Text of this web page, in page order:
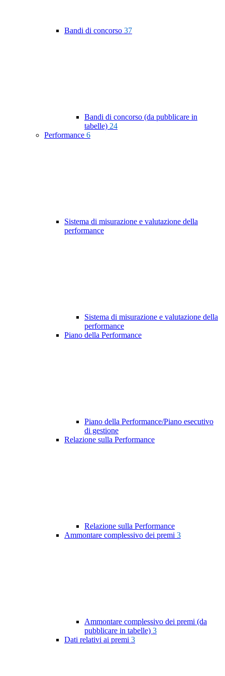
Bandi di concorso 37
Bandi di concorso (da pubblicare in
tabelle) 24
Performance 6
Sistema di misurazione e valutazione della
performance
Sistema di misurazione e valutazione della
performance
Piano della Performance
Piano della Performance/Piano esecutivo
di gestione
Relazione sulla Performance
Relazione sulla Performance
Ammontare complessivo dei premi 3
Ammontare complessivo dei premi (da
pubblicare in tabelle) 3
Dati relativi ai premi 3